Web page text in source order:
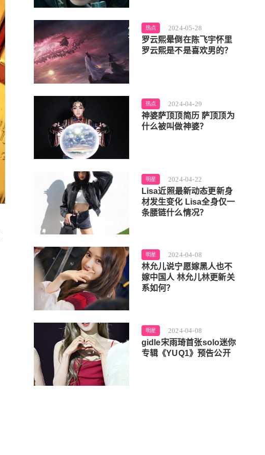
热点 2024-05-28
罗云熙晕倒在陈飞宇怀里
罗云熙是不是喜欢男的？
热点 2024-04-29
神婆萨顶顶简历 萨顶顶为
什么被叫做神婆？
明星 2024-04-22
Lisa近照最新动态更新身
材发生变化 Lisa全身仅一
条腰链什么情况？
明星 2024-04-08
林允儿说宁愿嫁黑人也不
嫁中国人 林允儿林更新关
系如何？
明星 2024-04-08
gidle宋雨琦首张solo迷你
专辑《YUQ1》预告公开